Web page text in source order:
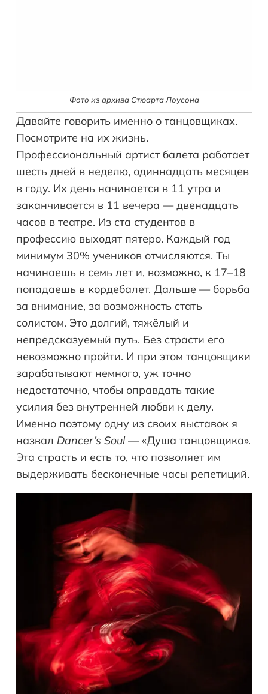
Фото из архива Стюарта Лоусона
Давайте говорить именно о танцовщиках.
Посмотрите на их жизнь.
Профессиональный артист балета работает
шесть дней в неделю, одиннадцать месяцев
в году. Их день начинается в 11 утра и
заканчивается в 11 вечера — двенадцать
часов в театре. Из ста студентов в
профессию выходят пятеро. Каждый год
минимум 30% учеников отчисляются. Ты
начинаешь в семь лет и, возможно, к 17–18
попадаешь в кордебалет. Дальше — борьба
за внимание, за возможность стать
солистом. Это долгий, тяжёлый и
непредсказуемый путь. Без страсти его
невозможно пройти. И при этом танцовщики
зарабатывают немного, уж точно
недостаточно, чтобы оправдать такие
усилия без внутренней любви к делу.
Именно поэтому одну из своих выставок я
назвал Dancer’s Soul— «Душа танцовщика».
Эта страсть и есть то, что позволяет им
выдерживать бесконечные часы репетиций.